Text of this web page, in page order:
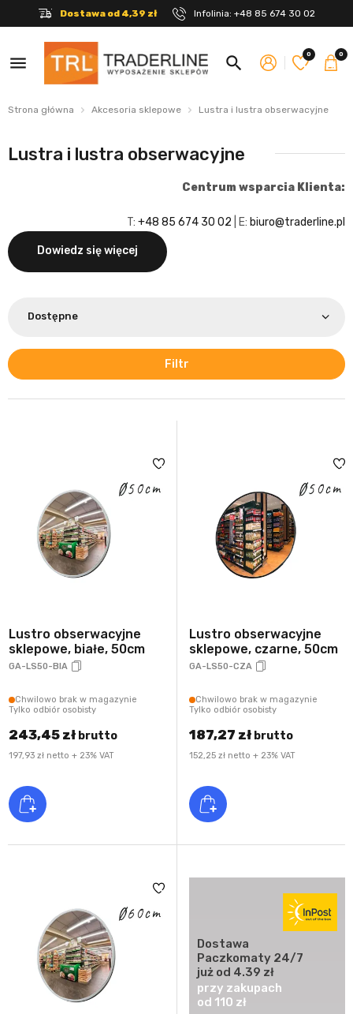
Dostawa od 4,39 zł Infolinia: +48 85 674 30 02
menu search 0 0
Strona główna Akcesoria sklepowe Lustra i lustra obserwacyjne
Lustra i lustra obserwacyjne
Centrum wsparcia Klienta:
T: +48 85 674 30 02 | E: biuro@traderline.pl
Dowiedz się więcej
Dostępne
Filtr
Lustro obserwacyjne
sklepowe, białe, 50cm
GA-LS50-BIA
Chwilowo brak w magazynie
Tylko odbiór osobisty
243,45 zł brutto
197,93 zł netto + 23% VAT
Lustro obserwacyjne
sklepowe, czarne, 50cm
GA-LS50-CZA
Chwilowo brak w magazynie
Tylko odbiór osobisty
187,27 zł brutto
152,25 zł netto + 23% VAT
Dostawa
Paczkomaty 24/7
już od 4.39 zł
przy zakupach
od 110 zł